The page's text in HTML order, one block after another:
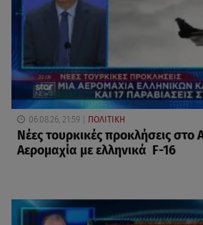
06.08.26, 21:59 ΠΟΛΙΤΙΚΗ
Νέες τουρκικές προκλήσεις στο
Αερομαχία με ελληνικά F-16